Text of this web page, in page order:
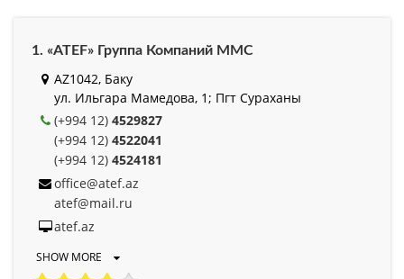
1. «ATEF» Группа Компаний MMC
AZ1042, Баку
ул. Ильгара Мамедова, 1; Пгт Сураханы
(+994 12) 4529827
(+994 12) 4522041
(+994 12) 4524181
office@atef.az
atef@mail.ru
atef.az
SHOW MORE